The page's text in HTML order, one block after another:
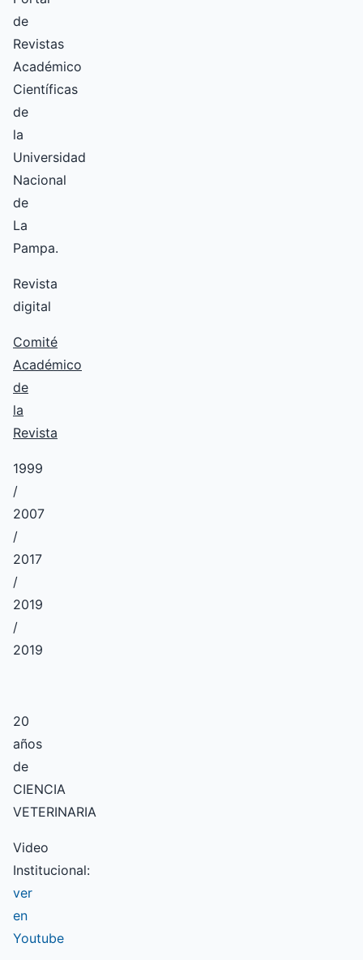
de
Revistas
Académico
Científicas
de
la
Universidad
Nacional
de
La
Pampa.
Revista
digital
Comité
Académico
de
la
Revista
1999
/
2007
/
2017
/
2019
/
2019
20
años
de
CIENCIA
VETERINARIA
Video
Institucional:
ver
en
Youtube